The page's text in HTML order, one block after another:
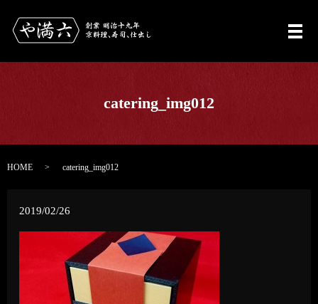
メ
catering_img012
HOME catering_img012
2019/02/26